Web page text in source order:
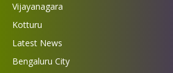
Vijayanagara
Kotturu
Latest News
Bengaluru City